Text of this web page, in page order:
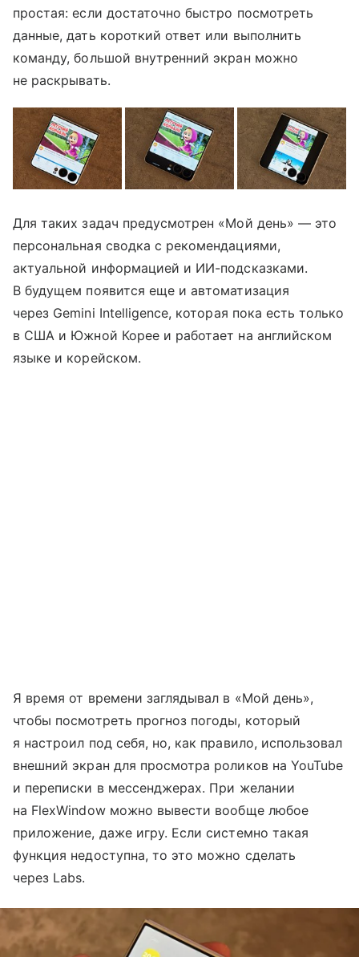
простая: если достаточно быстро посмотреть
данные, дать короткий ответ или выполнить
команду, большой внутренний экран можно
не раскрывать.
Для таких задач предусмотрен «Мой день» — это
персональная сводка с рекомендациями,
актуальной информацией и ИИ-подсказками.
В будущем появится еще и автоматизация
через Gemini Intelligence, которая пока есть только
в США и Южной Корее и работает на английском
языке и корейском.
Я время от времени заглядывал в «Мой день»,
чтобы посмотреть прогноз погоды, который
я настроил под себя, но, как правило, использовал
внешний экран для просмотра роликов на YouTube
и переписки в мессенджерах. При желании
на FlexWindow можно вывести вообще любое
приложение, даже игру. Если системно такая
функция недоступна, то это можно сделать
через Labs.